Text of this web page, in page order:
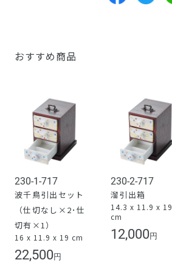
おすすめ商品
230-1-717
波千鳥引出セット
（仕切なし×2･仕
切有×1）
16 x 11.9 x 19 cm
22,500 円
230-2-717
溜引出箱
14.3 x 11.9 x 19
cm
12,000 円